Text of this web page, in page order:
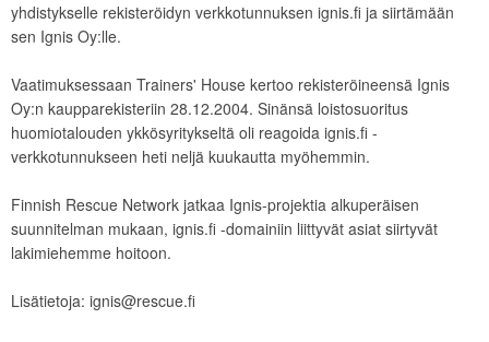
yhdistykselle rekisteröidyn verkkotunnuksen ignis.fi ja siirtämään
sen Ignis Oy:lle.
Vaatimuksessaan Trainers' House kertoo rekisteröineensä Ignis
Oy:n kaupparekisteriin 28.12.2004. Sinänsä loistosuoritus
huomiotalouden ykkösyritykseltä oli reagoida ignis.fi -
verkkotunnukseen heti neljä kuukautta myöhemmin.
Finnish Rescue Network jatkaa Ignis-projektia alkuperäisen
suunnitelman mukaan, ignis.fi -domainiin liittyvät asiat siirtyvät
lakimiehemme hoitoon.
Lisätietoja: ignis@rescue.fi